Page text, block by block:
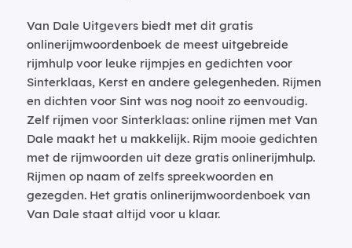
Van Dale Uitgevers biedt met dit gratis
onlinerijmwoordenboek de meest uitgebreide
rijmhulp voor leuke rijmpjes en gedichten voor
Sinterklaas, Kerst en andere gelegenheden. Rijmen
en dichten voor Sint was nog nooit zo eenvoudig.
Zelf rijmen voor Sinterklaas: online rijmen met Van
Dale maakt het u makkelijk. Rijm mooie gedichten
met de rijmwoorden uit deze gratis onlinerijmhulp.
Rijmen op naam of zelfs spreekwoorden en
gezegden. Het gratis onlinerijmwoordenboek van
Van Dale staat altijd voor u klaar.